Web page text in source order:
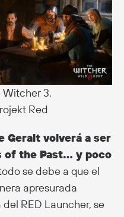
Witcher 3.
Red
Geralt volverá a ser
of the Past… y poco
se debe a que el
apresurada
RED Launcher, se